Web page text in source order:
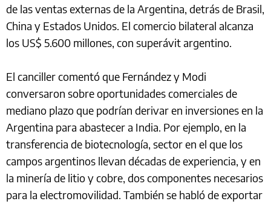
de las ventas externas de la Argentina, detrás de Brasil,
China y Estados Unidos. El comercio bilateral alcanza
los US$ 5.600 millones, con superávit argentino.
El canciller comentó que Fernández y Modi
conversaron sobre oportunidades comerciales de
mediano plazo que podrían derivar en inversiones en la
Argentina para abastecer a India. Por ejemplo, en la
transferencia de biotecnología, sector en el que los
campos argentinos llevan décadas de experiencia, y en
la minería de litio y cobre, dos componentes necesarios
para la electromovilidad. También se habló de exportar